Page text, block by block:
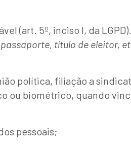
(art. 5º, inciso I, da LGPD).
título de eleitor,
política, filiação a
ou biométrico, quando
pessoais;